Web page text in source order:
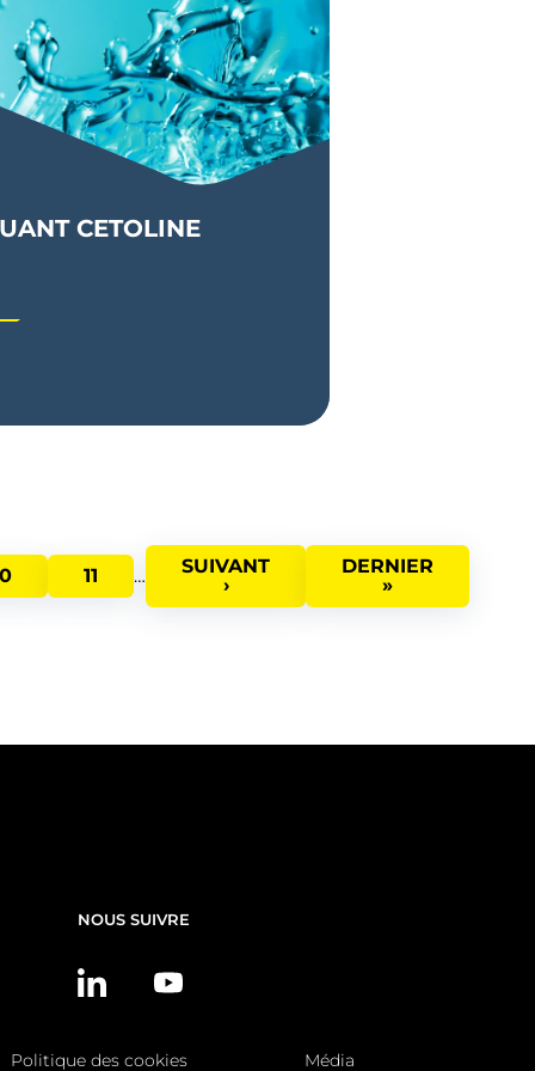
CETOLINE
destiné au nettoyage du matériel
PAGE
11 …
PAGE
SUIVANTE
SUIVANT
›
DERNIÈRE
PAGE
DERNIER
»
NOUS SUIVRE
Politique des cookies Média